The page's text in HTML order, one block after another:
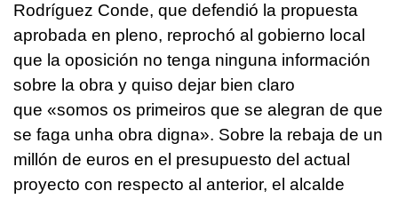
Rodríguez Conde, que defendió la propuesta
aprobada en pleno, reprochó al gobierno local
que la oposición no tenga ninguna información
sobre la obra y quiso dejar bien claro
que «somos os primeiros que se alegran de que
se faga unha obra digna». Sobre la rebaja de un
millón de euros en el presupuesto del actual
proyecto con respecto al anterior, el alcalde